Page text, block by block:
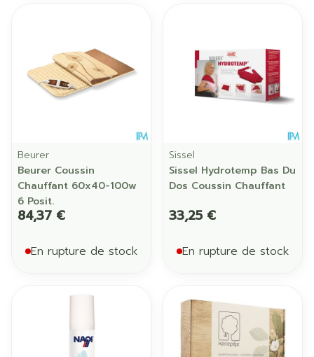
Beurer
Beurer Coussin
Chauffant 60x40-100w
6 Posit.
84,37 €
En rupture de stock
Sissel
Sissel Hydrotemp Bas Du
Dos Coussin Chauffant
33,25 €
En rupture de stock